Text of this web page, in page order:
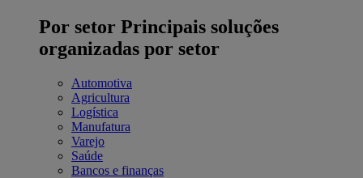
Por setor Principais soluções
organizadas por setor
Automotiva
Agricultura
Logística
Manufatura
Varejo
Saúde
Bancos e finanças